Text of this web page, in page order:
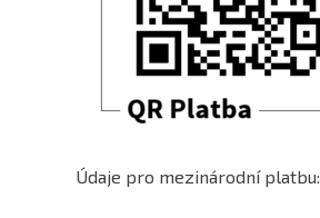
Údaje pro mezinárodní platbu: